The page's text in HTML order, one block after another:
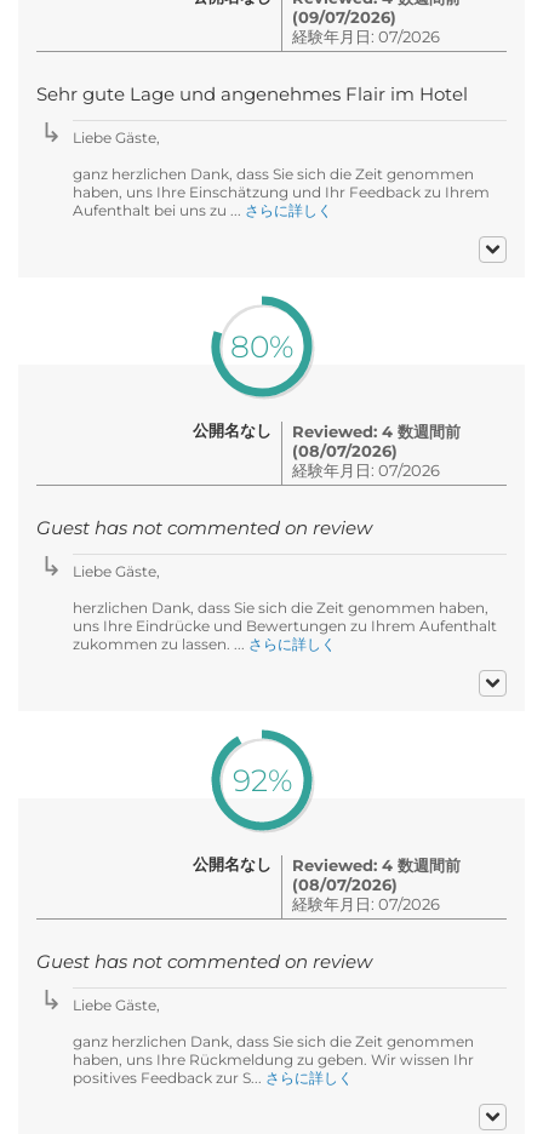
(09/07/2026)
経験年月日: 07/2026
Sehr gute Lage und angenehmes Flair im Hotel
Liebe Gäste,
ganz herzlichen Dank, dass Sie sich die Zeit genommen
haben, uns Ihre Einschätzung und Ihr Feedback zu Ihrem
Aufenthalt bei uns zu ... さらに詳しく
80%
公開名なし
Reviewed: 4 数週間前
(08/07/2026)
経験年月日: 07/2026
Guest has not commented on review
Liebe Gäste,
herzlichen Dank, dass Sie sich die Zeit genommen haben,
uns Ihre Eindrücke und Bewertungen zu Ihrem Aufenthalt
zukommen zu lassen. ... さらに詳しく
92%
公開名なし
Reviewed: 4 数週間前
(08/07/2026)
経験年月日: 07/2026
Guest has not commented on review
Liebe Gäste,
ganz herzlichen Dank, dass Sie sich die Zeit genommen
haben, uns Ihre Rückmeldung zu geben. Wir wissen Ihr
positives Feedback zur S... さらに詳しく